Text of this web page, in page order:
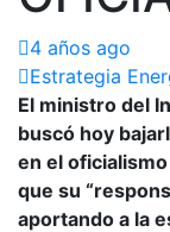
4 años ago
Estrategia
El ministro del
buscó hoy
en el
que su
aportando a la